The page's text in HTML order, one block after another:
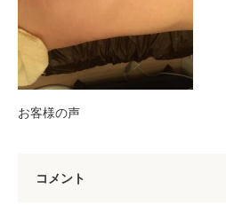
お客様の声
コメント